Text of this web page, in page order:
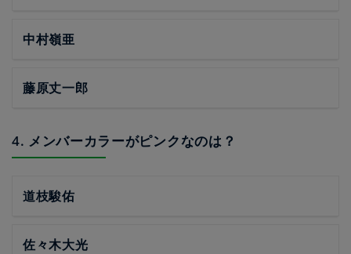
中村嶺亜
藤原丈一郎
4. メンバーカラーがピンクなのは？
道枝駿佑
佐々木大光